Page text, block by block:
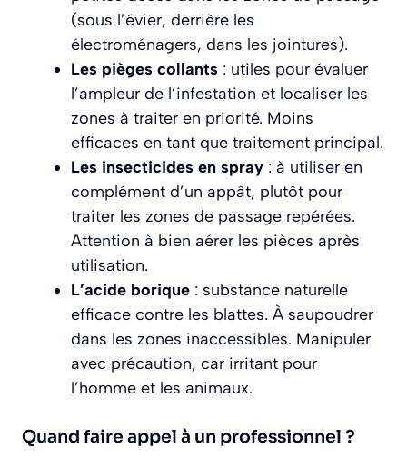
(sous l’évier, derrière les
électroménagers, dans les jointures).
Les pièges collants : utiles pour évaluer
l’ampleur de l’infestation et localiser les
zones à traiter en priorité. Moins
efficaces en tant que traitement principal.
Les insecticides en spray : à utiliser en
complément d’un appât, plutôt pour
traiter les zones de passage repérées.
Attention à bien aérer les pièces après
utilisation.
L’acide borique : substance naturelle
efficace contre les blattes. À saupoudrer
dans les zones inaccessibles. Manipuler
avec précaution, car irritant pour
l’homme et les animaux.
Quand faire appel à un professionnel ?